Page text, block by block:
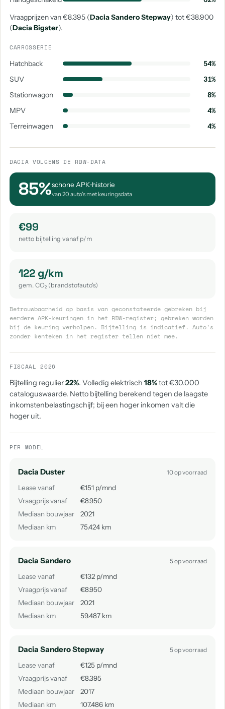
Vraagprijzen van €8.395 (Dacia Sandero Stepway) tot €38.900
(Dacia Bigster).
CARROSSERIE
Hatchback
54%
SUV
31%
Stationwagon
8%
MPV
4%
Terreinwagen
4%
DACIA VOLGENS DE RDW-DATA
85%schone APK‑historie
van 20 auto's met keuringsdata
€99
netto bijtelling vanaf p/m
122 g/km
gem. CO₂ (brandstofauto's)
Betrouwbaarheid op basis van geconstateerde gebreken bij
eerdere APK-keuringen in het RDW-register; gebreken worden
bij de keuring verholpen. Bijtelling is indicatief. Auto's
zonder kenteken in het register tellen niet mee.
FISCAAL 2026
Bijtelling regulier22%. Volledig elektrisch 18%tot €30.000
cataloguswaarde. Netto bijtelling berekend tegen de laagste
inkomstenbelastingschijf; bij een hoger inkomen valt die
hoger uit.
PER MODEL
Dacia Duster 10 op voorraad
Lease vanaf
€151 p/mnd
Vraagprijs vanaf
€8.950
Mediaan bouwjaar
2021
Mediaan km
75.424 km
Dacia Sandero 5 op voorraad
Lease vanaf
€132 p/mnd
Vraagprijs vanaf
€8.950
Mediaan bouwjaar
2021
Mediaan km
59.487 km
Dacia Sandero Stepway 5 op voorraad
Lease vanaf
€125 p/mnd
Vraagprijs vanaf
€8.395
Mediaan bouwjaar
2017
Mediaan km
107.486 km